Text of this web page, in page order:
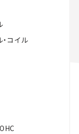
コイル